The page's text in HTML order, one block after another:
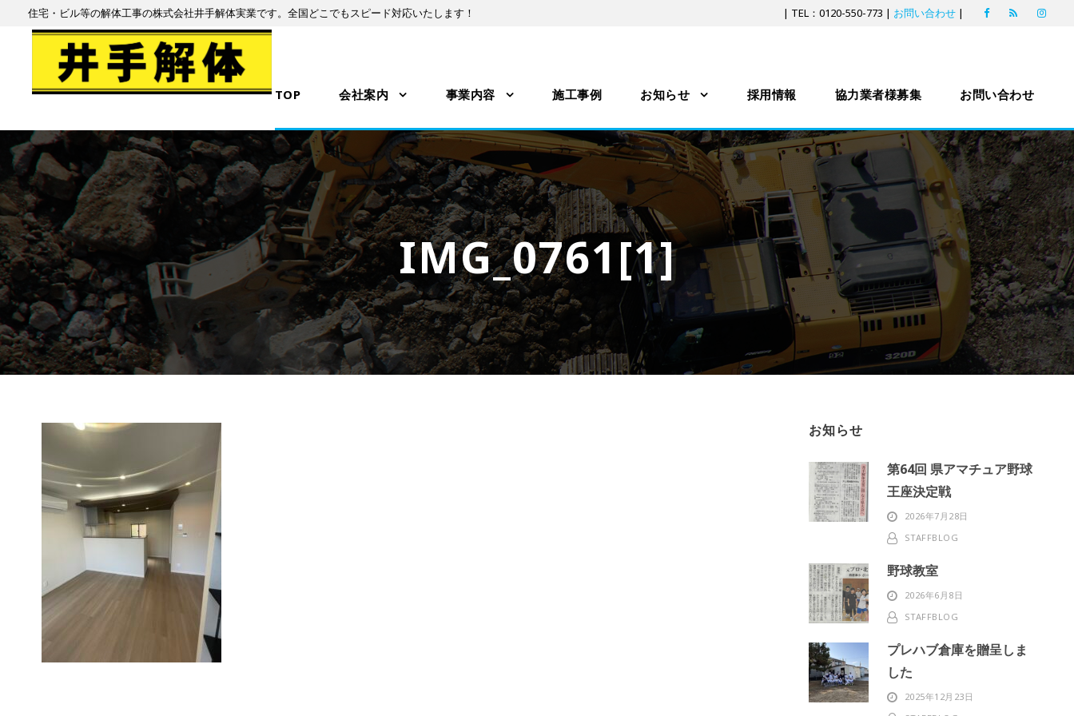
住宅・ビル等の解体工事の株式会社井手解体実業です。全国どこでもスピード対応いたします！ | TEL：0120-550-773 | お問い合わせ |
TOP 会社案内 事業内容 施工事例 お知らせ 採用情報 協力業者様募集 お問い合わせ
IMG_0761[1]
お知らせ
第64回 県アマチュア野球
王座決定戦
2026年7月28日
STAFFBLOG
野球教室
2026年6月8日
STAFFBLOG
プレハブ倉庫を贈呈しま
した
2025年12月23日